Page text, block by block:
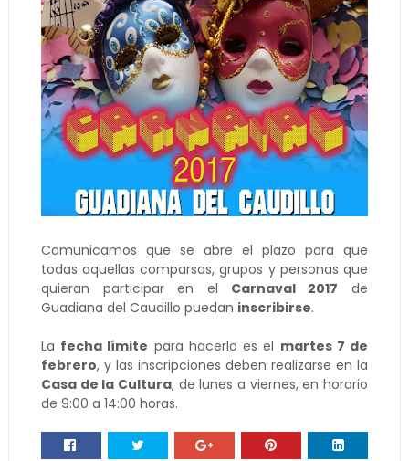
Comunicamos que se abre el plazo para que
todas aquellas comparsas, grupos y personas que
quieran participar en el Carnaval 2017 de
Guadiana del Caudillo puedan inscribirse.
La fecha límite para hacerlo es el martes 7 de
febrero, y las inscripciones deben realizarse en la
Casa de la Cultura, de lunes a viernes, en horario
de 9:00 a 14:00 horas.